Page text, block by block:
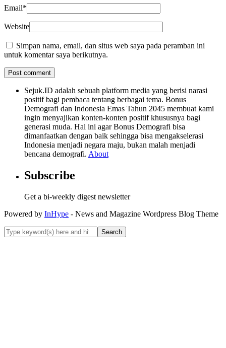
Email*
Website
Simpan nama, email, dan situs web saya pada peramban ini
untuk komentar saya berikutnya.
Sejuk.ID adalah sebuah platform media yang berisi narasi
positif bagi pembaca tentang berbagai tema. Bonus
Demografi dan Indonesia Emas Tahun 2045 membuat kami
ingin menyajikan konten-konten positif khususnya bagi
generasi muda. Hal ini agar Bonus Demografi bisa
dimanfaatkan dengan baik sehingga bisa mengakselerasi
Indonesia menjadi negara maju, bukan malah menjadi
bencana demografi. About
Subscribe
Get a bi-weekly digest newsletter
Powered by InHype - News and Magazine Wordpress Blog Theme